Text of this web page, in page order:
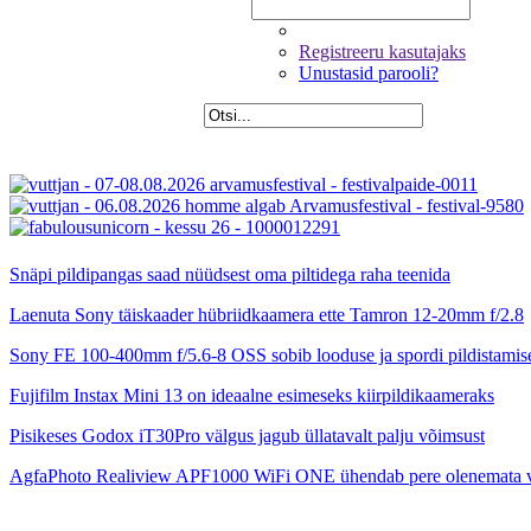
Registreeru kasutajaks
Unustasid parooli?
Snäpi pildipangas saad nüüdsest oma piltidega raha teenida
Laenuta Sony täiskaader hübriidkaamera ette Tamron 12-20mm f/2.8
Sony FE 100-400mm f/5.6-8 OSS sobib looduse ja spordi
Fujifilm Instax Mini 13 on ideaalne esimeseks kiirpildikaameraks
Pisikeses Godox iT30Pro välgus jagub üllatavalt palju võimsust
AgfaPhoto Realiview APF1000 WiFi ONE ühendab pere olenemata